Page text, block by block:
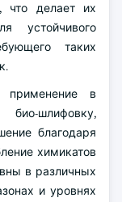
что делает их
устойчивого
таких
применение в
шлифовку,
благодаря
химикатов
в различных
и уровнях